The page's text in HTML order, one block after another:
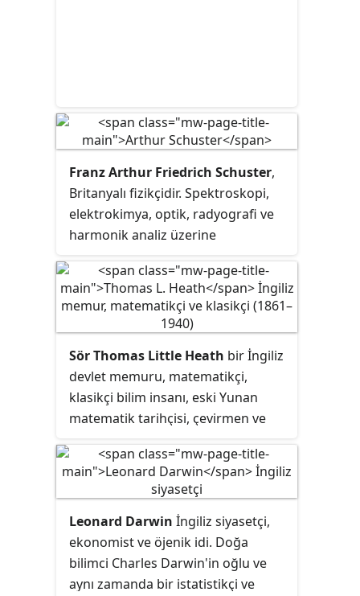
Franz Arthur Friedrich Schuster,
Britanyalı fizikçidir. Spektroskopi,
elektrokimya, optik, radyografi ve
harmonik analiz üzerine
Sör Thomas Little Heath bir İngiliz
devlet memuru, matematikçi,
klasikçi bilim insanı, eski Yunan
matematik tarihçisi, çevirmen ve
gördü. Heath İskenderiyeli Öklid'in,
Pergalı Apollonius'un, Samoslu
Aristarkos'un ve Syracuse'li
Arşimet'in eserlerini İngilizceye
çevirdi.
Leonard Darwin İngiliz siyasetçi,
ekonomist ve öjenik idi. Doğa
bilimci Charles Darwin'in oğlu ve
aynı zamanda bir istatistikçi ve